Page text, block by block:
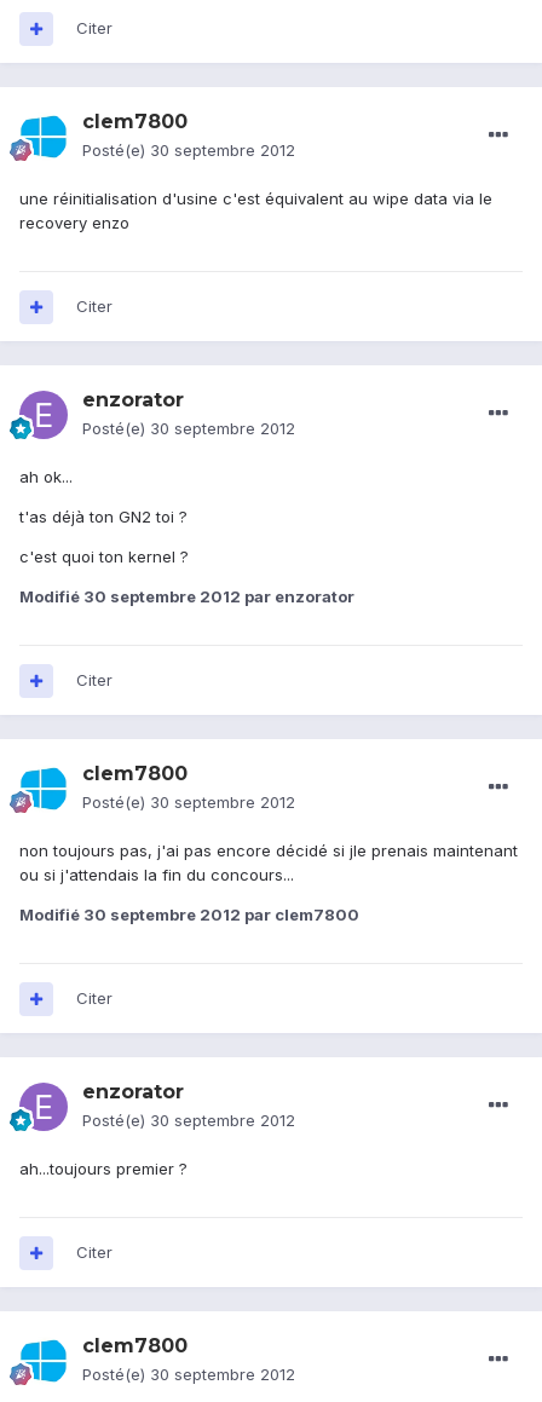
Citer
clem7800
Posté(e) 30 septembre 2012
une réinitialisation d'usine c'est équivalent au wipe data via le
recovery enzo
Citer
enzorator
Posté(e) 30 septembre 2012
ah ok...
t'as déjà ton GN2 toi ?
c'est quoi ton kernel ?
Modifié 30 septembre 2012 par enzorator
Citer
clem7800
Posté(e) 30 septembre 2012
non toujours pas, j'ai pas encore décidé si jle prenais maintenant
ou si j'attendais la fin du concours...
Modifié 30 septembre 2012 par clem7800
Citer
enzorator
Posté(e) 30 septembre 2012
ah...toujours premier ?
Citer
clem7800
Posté(e) 30 septembre 2012